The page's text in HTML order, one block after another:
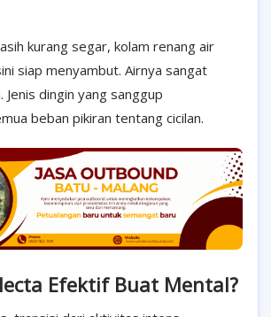
kurang segar, kolam renang air
siap menyambut. Airnya sangat
Jenis dingin yang sanggup
beban pikiran tentang cicilan.
Efektif Buat Mental?